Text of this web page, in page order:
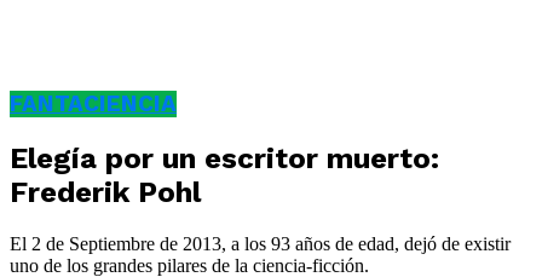
FANTACIENCIA
Elegía por un escritor muerto:
Frederik Pohl
El 2 de Septiembre de 2013, a los 93 años de edad, dejó de existir
uno de los grandes pilares de la ciencia-ficción.